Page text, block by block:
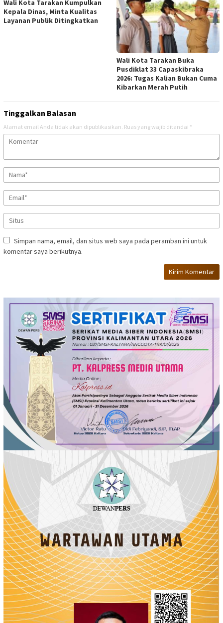
Wali Kota Tarakan Kumpulkan
Kepala Dinas, Minta Kualitas
Layanan Publik Ditingkatkan
Wali Kota Tarakan Buka
Pusdiklat 33 Capaskibraka
2026: Tugas Kalian Bukan Cuma
Kibarkan Merah Putih
Tinggalkan Balasan
Alamat email Anda tidak akan dipublikasikan. Ruas yang wajib ditandai *
Simpan nama, email, dan situs web saya pada peramban ini untuk
komentar saya berikutnya.